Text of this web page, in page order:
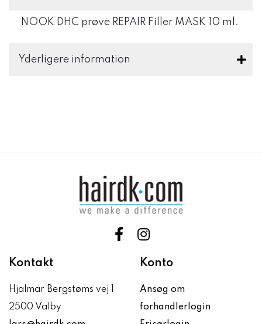
NOOK DHC prøve REPAIR Filler MASK 10 ml.
Yderligere information
Kontakt
Hjalmar Bergstøms vej 1
2500 Valby
Konto
Ansøg om
forhandlerlogin